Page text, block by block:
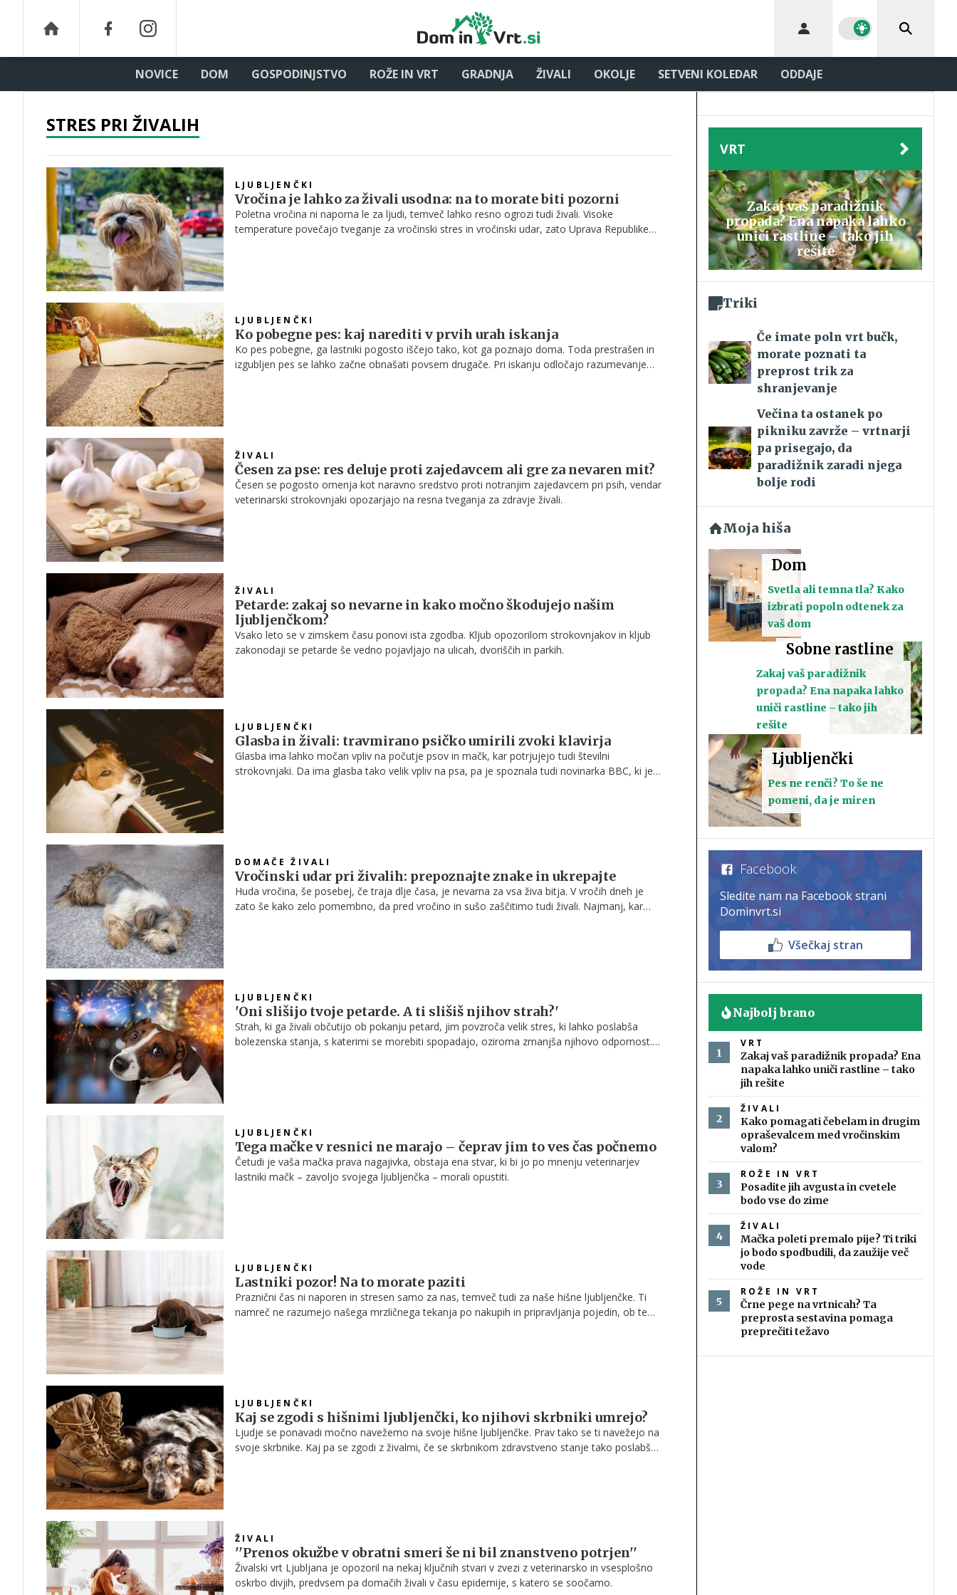
NOVICE DOM GOSPODINJSTVO ROŽE IN VRT GRADNJA ŽIVALI OKOLJE SETVENI KOLEDAR ODDAJE
STRES PRI ŽIVALIH
LJUBLJENČKI
Vročina je lahko za živali usodna: na to morate biti pozorni
Poletna vročina ni naporna le za ljudi, temveč lahko resno ogrozi tudi živali. Visoke
temperature povečajo tveganje za vročinski stres in vročinski udar, zato Uprava Republike
LJUBLJENČKI
Ko pobegne pes: kaj narediti v prvih urah iskanja
Ko pes pobegne, ga lastniki pogosto iščejo tako, kot ga poznajo doma. Toda prestrašen in
izgubljen pes se lahko začne obnašati povsem drugače. Pri iskanju odločajo razumevanje
ŽIVALI
Česen za pse: res deluje proti zajedavcem ali gre za nevaren mit?
Česen se pogosto omenja kot naravno sredstvo proti notranjim zajedavcem pri psih, vendar
veterinarski strokovnjaki opozarjajo na resna tveganja za zdravje živali.
ŽIVALI
Petarde: zakaj so nevarne in kako močno škodujejo našim
ljubljenčkom?
Vsako leto se v zimskem času ponovi ista zgodba. Kljub opozorilom strokovnjakov in kljub
zakonodaji se petarde še vedno pojavljajo na ulicah, dvoriščih in parkih.
LJUBLJENČKI
Glasba in živali: travmirano psičko umirili zvoki klavirja
Glasba ima lahko močan vpliv na počutje psov in mačk, kar potrjujejo tudi številni
strokovnjaki. Da ima glasba tako velik vpliv na psa, pa je spoznala tudi novinarka BBC, ki je
DOMAČE ŽIVALI
Vročinski udar pri živalih: prepoznajte znake in ukrepajte
Huda vročina, še posebej, če traja dlje časa, je nevarna za vsa živa bitja. V vročih dneh je
zato še kako zelo pomembno, da pred vročino in sušo zaščitimo tudi živali. Najmanj, kar
LJUBLJENČKI
'Oni slišijo tvoje petarde. A ti slišiš njihov strah?'
Strah, ki ga živali občutijo ob pokanju petard, jim povzroča velik stres, ki lahko poslabša
bolezenska stanja, s katerimi se morebiti spopadajo, oziroma zmanjša njihovo odpornost.
LJUBLJENČKI
Tega mačke v resnici ne marajo – čeprav jim to ves čas počnemo
Četudi je vaša mačka prava nagajivka, obstaja ena stvar, ki bi jo po mnenju veterinarjev
lastniki mačk – zavoljo svojega ljubljenčka – morali opustiti.
LJUBLJENČKI
Lastniki pozor! Na to morate paziti
Praznični čas ni naporen in stresen samo za nas, temveč tudi za naše hišne ljubljenčke. Ti
namreč ne razumejo našega mrzličnega tekanja po nakupih in pripravljanja pojedin, ob tem
LJUBLJENČKI
Kaj se zgodi s hišnimi ljubljenčki, ko njihovi skrbniki umrejo?
Ljudje se ponavadi močno navežemo na svoje hišne ljubljenčke. Prav tako se ti navežejo na
svoje skrbnike. Kaj pa se zgodi z živalmi, če se skrbnikom zdravstveno stanje tako poslabša,
ŽIVALI
''Prenos okužbe v obratni smeri še ni bil znanstveno potrjen''
Živalski vrt Ljubljana je opozoril na nekaj ključnih stvari v zvezi z veterinarsko in vsesplošno
oskrbo divjih, predvsem pa domačih živali v času epidemije, s katero se soočamo.
VRT
Zakaj vaš paradižnik
propada? Ena napaka lahko
uniči rastline – tako jih
rešite
Triki
Če imate poln vrt bučk,
morate poznati ta
preprost trik za
shranjevanje
Večina ta ostanek po
pikniku zavrže – vrtnarji
pa prisegajo, da
paradižnik zaradi njega
bolje rodi
Moja hiša
Dom
Svetla ali temna tla? Kako
izbrati popoln odtenek za
vaš dom
Sobne rastline
Zakaj vaš paradižnik
propada? Ena napaka lahko
uniči rastline – tako jih
rešite
Ljubljenčki
Pes ne renči? To še ne
pomeni, da je miren
Facebook
Sledite nam na Facebook strani
Dominvrt.si
Všečkaj stran
Najbolj brano
VRT
Zakaj vaš paradižnik propada? Ena
napaka lahko uniči rastline – tako
jih rešite
ŽIVALI
Kako pomagati čebelam in drugim
opraševalcem med vročinskim
valom?
ROŽE IN VRT
Posadite jih avgusta in cvetele
bodo vse do zime
ŽIVALI
Mačka poleti premalo pije? Ti triki
jo bodo spodbudili, da zaužije več
vode
ROŽE IN VRT
Črne pege na vrtnicah? Ta
preprosta sestavina pomaga
preprečiti težavo